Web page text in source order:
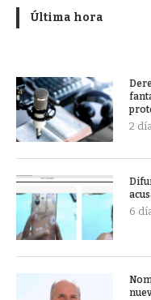
Última hora
2
6